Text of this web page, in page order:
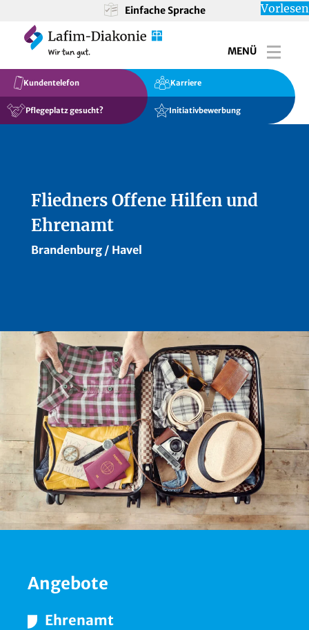
Vorlesen
MENÜ
Einfache Sprache
Kundentelefon
Pflegeplatz gesucht?
Karriere
Initiativbewerbung
Fliedners Offene Hilfen und
Ehrenamt
Brandenburg / Havel
Angebote
Ehrenamt